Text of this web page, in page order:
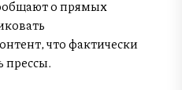
о прямых
что фактически
прессы.